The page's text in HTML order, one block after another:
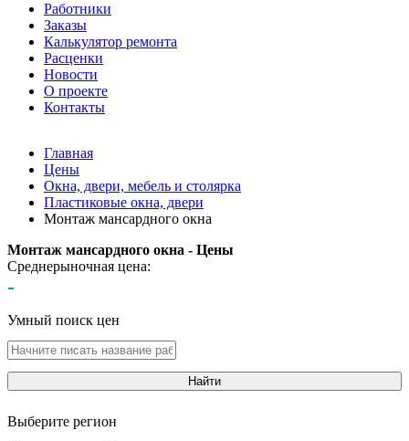
Работники
Заказы
Калькулятор ремонта
Расценки
Новости
О проекте
Контакты
Главная
Цены
Окна, двери, мебель и столярка
Пластиковые окна, двери
Монтаж мансардного окна
Монтаж мансардного окна - Цены
Среднерыночная цена:
-
Умный поиск цен
Найти
Выберите регион